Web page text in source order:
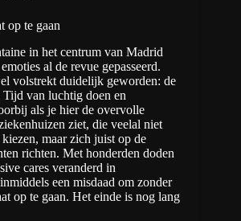
op te gaan
in het centrum van Madrid
al de revue gepasseerd.
volstrekt duidelijk geworden: de
Tijd van luchtig doen en
als je hier de overvolle
ziet, die veelal niet
maar zich juist op de
richten. Met honderden doden
cares veranderd in
een misdaad om zonder
op te gaan. Het einde is nog lang